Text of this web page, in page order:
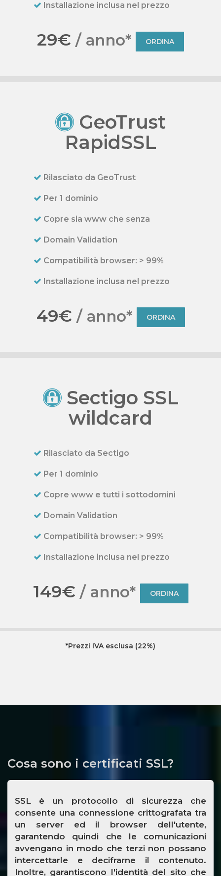
Installazione inclusa nel prezzo
29€ / anno* ORDINA
GeoTrust
RapidSSL
Rilasciato da GeoTrust
Per 1 dominio
Copre sia www che senza
Domain Validation
Compatibilità browser: > 99%
Installazione inclusa nel prezzo
49€ / anno* ORDINA
Sectigo SSL
wildcard
Rilasciato da Sectigo
Per 1 dominio
Copre www e tutti i sottodomini
Domain Validation
Compatibilità browser: > 99%
Installazione inclusa nel prezzo
149€ / anno* ORDINA
*Prezzi IVA esclusa (22%)
Cosa sono i certificati SSL?
SSL è un protocollo di sicurezza che
consente una connessione crittografata tra
un server ed il browser dell'utente,
garantendo quindi che le comunicazioni
avvengano in modo che terzi non possano
intercettarle e decifrarne il contenuto.
Inoltre, garantiscono l'identità del sito che